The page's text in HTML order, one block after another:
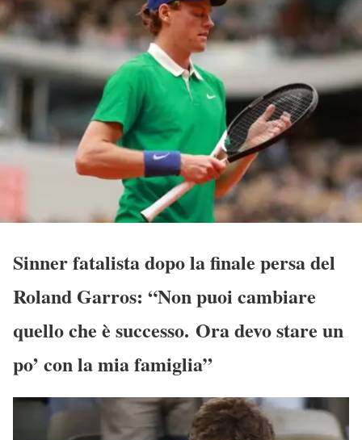
Sinner fatalista dopo la finale persa del
Roland Garros: “Non puoi cambiare
quello che è successo. Ora devo stare un
po’ con la mia famiglia”